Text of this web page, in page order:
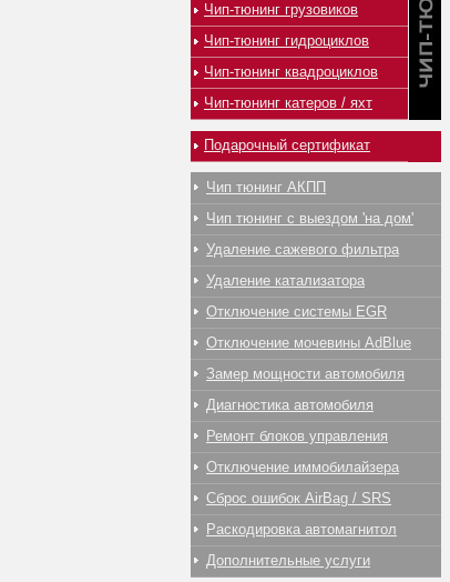
Чип-тюнинг грузовиков
Чип-тюнинг гидроциклов
Чип-тюнинг квадроциклов
Чип-тюнинг катеров / яхт
Подарочный сертификат
Чип тюнинг АКПП
Чип тюнинг с выездом 'на дом'
Удаление сажевого фильтра
Удаление катализатора
Отключение системы EGR
Отключение мочевины AdBlue
Замер мощности автомобиля
Диагностика автомобиля
Ремонт блоков управления
Отключение иммобилайзера
Сброс ошибок AirBag / SRS
Раскодировка автомагнитол
Дополнительные услуги